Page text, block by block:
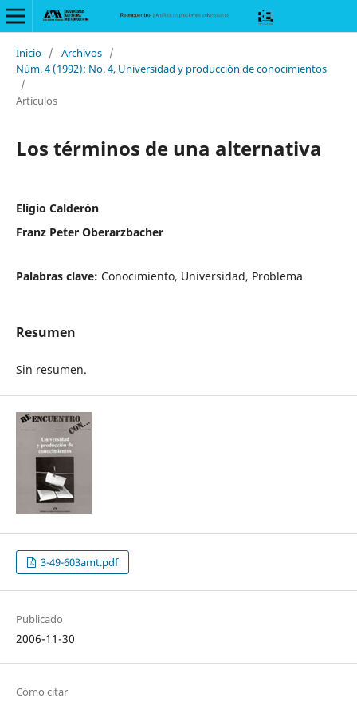
Inicio / Archivos /
Núm. 4 (1992): No. 4, Universidad y producción de conocimientos
/
Artículos
Los términos de una alternativa
Eligio Calderón
Franz Peter Oberarzbacher
Palabras clave: Conocimiento, Universidad, Problema
Resumen
Sin resumen.
3-49-603amt.pdf
Publicado
2006-11-30
Cómo citar